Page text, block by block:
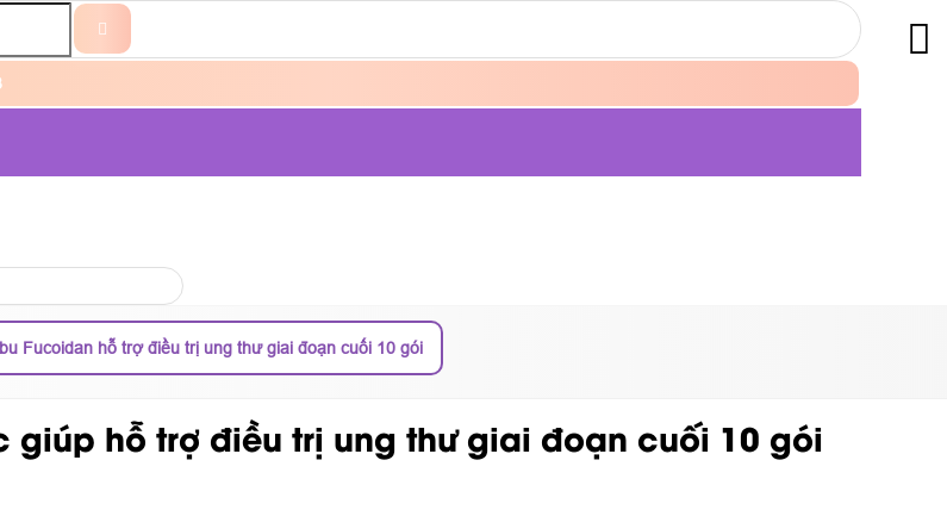
Fucoidan hỗ trợ điều trị ung thư giai đoạn cuối 10 gói
giúp hỗ trợ điều trị ung thư giai đoạn cuối 10 gói